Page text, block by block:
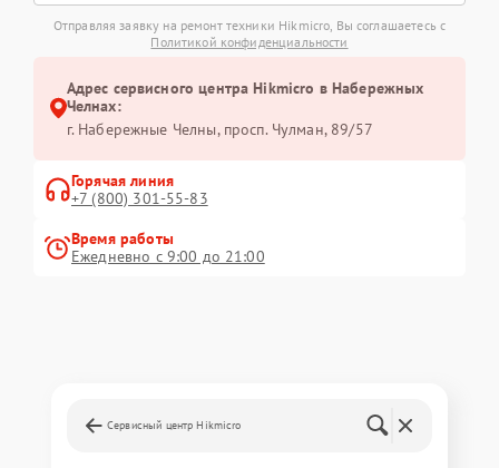
Отправляя заявку на ремонт техники Hikmicro, Вы соглашаетесь с
Политикой конфиденциальности
Адрес сервисного центра Hikmicro в Набережных
Челнах:
г. Набережные Челны, просп. Чулман, 89/57
Горячая линия
+7 (800) 301-55-83
Время работы
Ежедневно с 9:00 до 21:00
Сервисный центр Hikmicro